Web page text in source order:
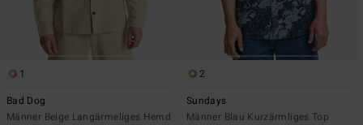
1
Bad Dog
Männer Beige Langärmeliges Hemd
2
Sundays
Männer Blau Kurzärmliges Top